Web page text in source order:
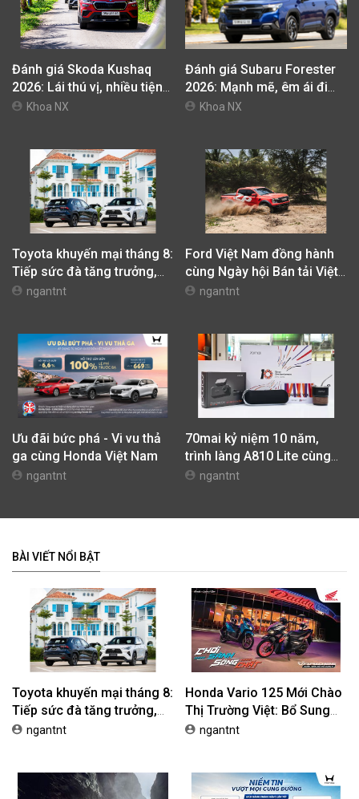
Đánh giá Skoda Kushaq
2026: Lái thú vị, nhiều tiện
nghi, giá cạnh tranh
Khoa NX
Đánh giá Subaru Forester
2026: Mạnh mẽ, êm ái đi
cùng hệ thống ADAS hoàn
Khoa NX
Toyota khuyến mại tháng 8:
Tiếp sức đà tăng trưởng,
tối ưu chi phí mua xe
ngantnt
Ford Việt Nam đồng hành
cùng Ngày hội Bán tải Việt
Nam 2026 (Vietnam Pickup
ngantnt
Ưu đãi bức phá - Vi vu thả
ga cùng Honda Việt Nam
ngantnt
70mai kỷ niệm 10 năm,
trình làng A810 Lite cùng
nhiều hoạt động tri ân
ngantnt
BÀI VIẾT NỔI BẬT
Toyota khuyến mại tháng 8:
Tiếp sức đà tăng trưởng,
tối ưu chi phí mua xe
ngantnt
Honda Vario 125 Mới Chào
Thị Trường Việt: Bổ Sung
Phiên Bản Street, Giá Từ
ngantnt